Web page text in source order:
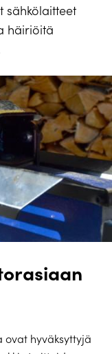
sähkölaitteet
häiriöitä
ovat hyväksyttyjä